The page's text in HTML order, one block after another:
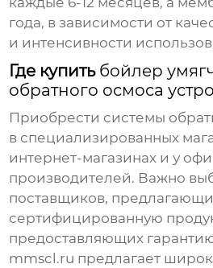
года, в зависимости от
и интенсивности
Где купить бойлер
обратного осмоса
Приобрести системы
в специализированных
интернет-магазинах и у
производителей. Важно
поставщиков,
сертифицированную
предоставляющих
mmscl.ru предлагает